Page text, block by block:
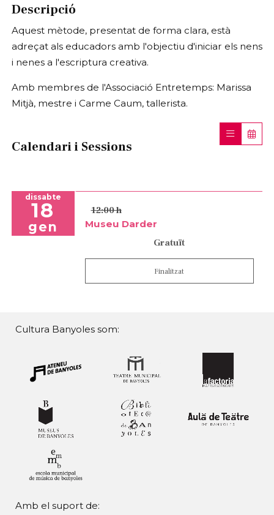
Descripció
Aquest mètode, presentat de forma clara, està
adreçat als educadors amb l'objectiu d'iniciar els nens
i nenes a l'escriptura creativa.
Amb membres de l'Associació Entretemps: Marissa
Mitjà, mestre i Carme Caum, tallerista.
Calendari i Sessions
dissabte
18
gen
12:00 h
Museu Darder
Gratuït
Finalitzat
Cultura Banyoles som:
Amb el suport de: